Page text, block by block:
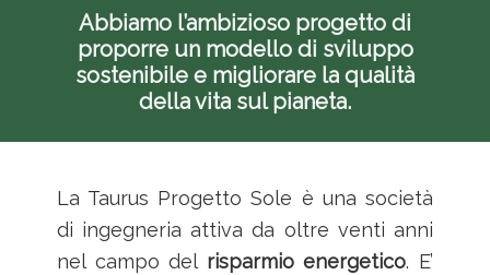
Abbiamo l’ambizioso progetto di
proporre un modello di sviluppo
sostenibile e migliorare la qualità
della vita sul pianeta.
La Taurus Progetto Sole è una società
di ingegneria attiva da oltre venti anni
nel campo del risparmio energetico. E’